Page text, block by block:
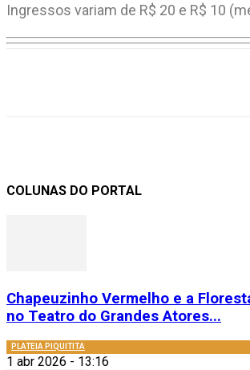
Ingressos variam de R$ 20 e R$ 10
COLUNAS DO PORTAL
Chapeuzinho Vermelho e a
no Teatro do Grandes Atores...
PLATEIA PIQUITITA
1 abr 2026 - 13:16